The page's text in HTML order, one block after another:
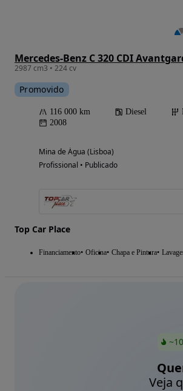
Mercedes-Benz C 320 CDI
2987 cm3 • 224 cv
Promovido
116 000 km Diesel
2008
Mina de Água (Lisboa)
Profissional • Publicado
Top Car Place
Financiamento Oficina Chapa e Pintura
Veja